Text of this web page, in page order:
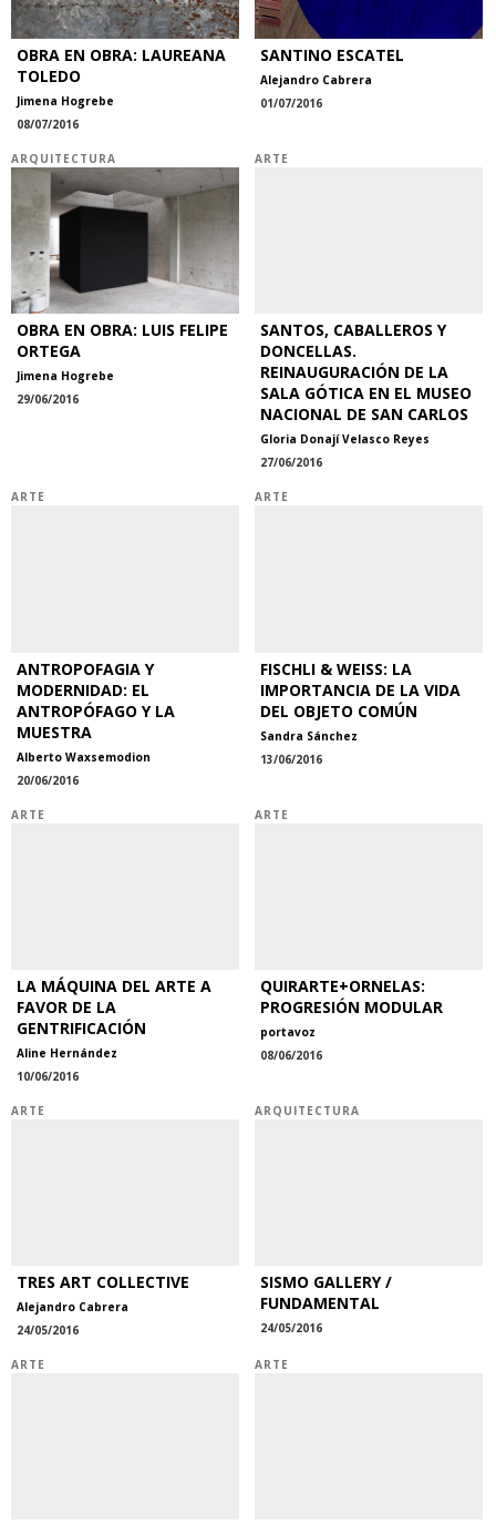
OBRA EN OBRA: LAUREANA
TOLEDO
Jimena Hogrebe
08/07/2016
SANTINO ESCATEL
Alejandro Cabrera
01/07/2016
ARQUITECTURA
OBRA EN OBRA: LUIS FELIPE
ORTEGA
Jimena Hogrebe
29/06/2016
ARTE
SANTOS, CABALLEROS Y
DONCELLAS.
REINAUGURACIÓN DE LA
SALA GÓTICA EN EL MUSEO
NACIONAL DE SAN CARLOS
Gloria Donají Velasco Reyes
27/06/2016
ARTE
ANTROPOFAGIA Y
MODERNIDAD: EL
ANTROPÓFAGO Y LA
MUESTRA
Alberto Waxsemodion
20/06/2016
ARTE
FISCHLI & WEISS: LA
IMPORTANCIA DE LA VIDA
DEL OBJETO COMÚN
Sandra Sánchez
13/06/2016
ARTE
LA MÁQUINA DEL ARTE A
FAVOR DE LA
GENTRIFICACIÓN
Aline Hernández
10/06/2016
ARTE
QUIRARTE+ORNELAS:
PROGRESIÓN MODULAR
portavoz
08/06/2016
ARTE
TRES ART COLLECTIVE
Alejandro Cabrera
24/05/2016
ARQUITECTURA
SISMO GALLERY /
FUNDAMENTAL
24/05/2016
ARTE ARTE